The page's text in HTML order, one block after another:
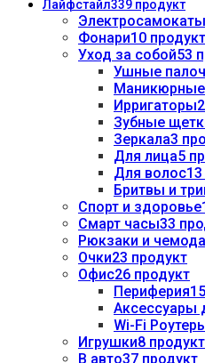
Лайфстайл339 продукт
Электросамокаты
Фонари10 продукт
Уход за собой53
Ушные
Ирригаторы
Зубные
Зеркала3
Для лица5
Для волос
Бритвы и
Спорт и здоровье
Смарт часы33
Рюкзаки и
Очки23 продукт
Офис26 продукт
Периферия
Аксессуары
Wi-Fi
Игрушки8 продукт
В авто37 продукт